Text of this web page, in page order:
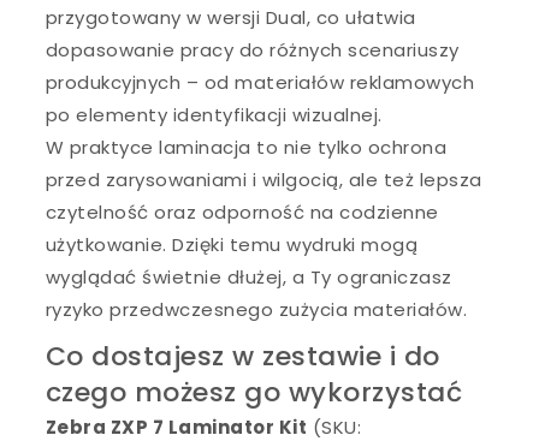
przygotowany w wersji Dual, co ułatwia
dopasowanie pracy do różnych scenariuszy
produkcyjnych – od materiałów reklamowych
po elementy identyfikacji wizualnej.
W praktyce laminacja to nie tylko ochrona
przed zarysowaniami i wilgocią, ale też lepsza
czytelność oraz odporność na codzienne
użytkowanie. Dzięki temu wydruki mogą
wyglądać świetnie dłużej, a Ty ograniczasz
ryzyko przedwczesnego zużycia materiałów.
Co dostajesz w zestawie i do
czego możesz go wykorzystać
Zebra ZXP 7 Laminator Kit (SKU: